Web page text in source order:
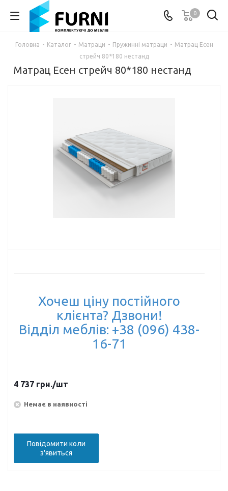
0
Головна - Каталог - Матраци - Пружинні матраци - Матрац Есен
стрейч 80*180 нестанд
Матрац Есен стрейч 80*180 нестанд
Хочеш ціну постійного
клієнта? Дзвони!
Відділ меблів: +38 (096) 438-
16-71
4 737 грн./шт
Немає в наявності
Повідомити коли
з'явиться